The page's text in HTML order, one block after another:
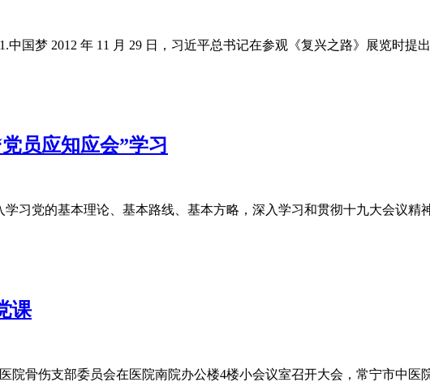
中国梦 2012 年 11 月 29 日，习近平总书记在参观《复兴之路》展览时
员应知应会”学习
习党的基本理论、基本路线、基本方略，深入学习和贯彻十九大会议
课
院骨伤支部委员会在医院南院办公楼4楼小会议室召开大会，常宁市中